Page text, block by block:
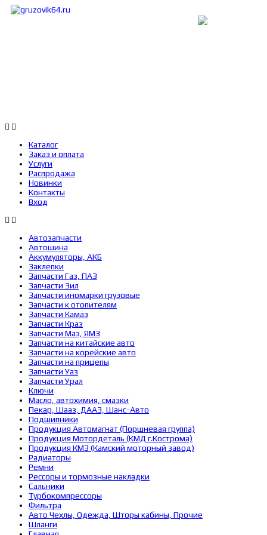
Каталог
Заказ и оплата
Услуги
Распродажа
Новинки
Контакты
Вход
Автозапчасти
Автошина
Аккумуляторы, АКБ
Заклепки
Запчасти Газ, ПАЗ
Запчасти Зил
Запчасти иномарки грузовые
Запчасти к отопителям
Запчасти Камаз
Запчасти Краз
Запчасти Маз, ЯМЗ
Запчасти на китайские авто
Запчасти на корейские авто
Запчасти на прицепы
Запчасти Уаз
Запчасти Урал
Ключи
Масло, автохимия, смазки
Пекар, Шааз, ДААЗ, Шанс-Авто
Подшипники
Продукция Автомагнат (Поршневая группа)
Продукция Мотордеталь (КМД г.Кострома)
Продукция КМЗ (Камский моторный завод)
Радиаторы
Ремни
Рессоры и тормозные накладки
Сальники
Турбокомпрессоры
Фильтра
Авто Чехлы, Одежда, Шторы кабины, Прочие
Шланги